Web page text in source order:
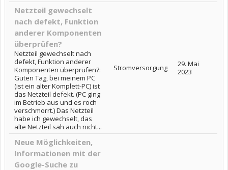
Netzteil gewechselt
nach defekt, Funktion
anderer Komponenten
überprüfen?
Netzteil gewechselt nach
defekt, Funktion anderer
Komponenten überprüfen?:
Guten Tag, bei meinem PC
(ist ein alter Komplett-PC) ist
das Netzteil defekt. (PC ging
im Betrieb aus und es roch
verschmorrt.) Das Netzteil
habe ich gewechselt, das
alte Netzteil sah auch nicht...
Stromversorgung
29. Mai
2023
Neue Möglichkeiten,
Informationen mit der
Google-Suche zu